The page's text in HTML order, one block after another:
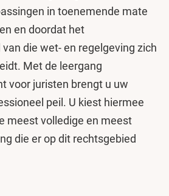
in toenemende mate
en doordat het
die wet- en regelgeving zich
Met de leergang
voor juristen brengt u uw
peil. U kiest hiermee
meest volledige en meest
die er op dit rechtsgebied